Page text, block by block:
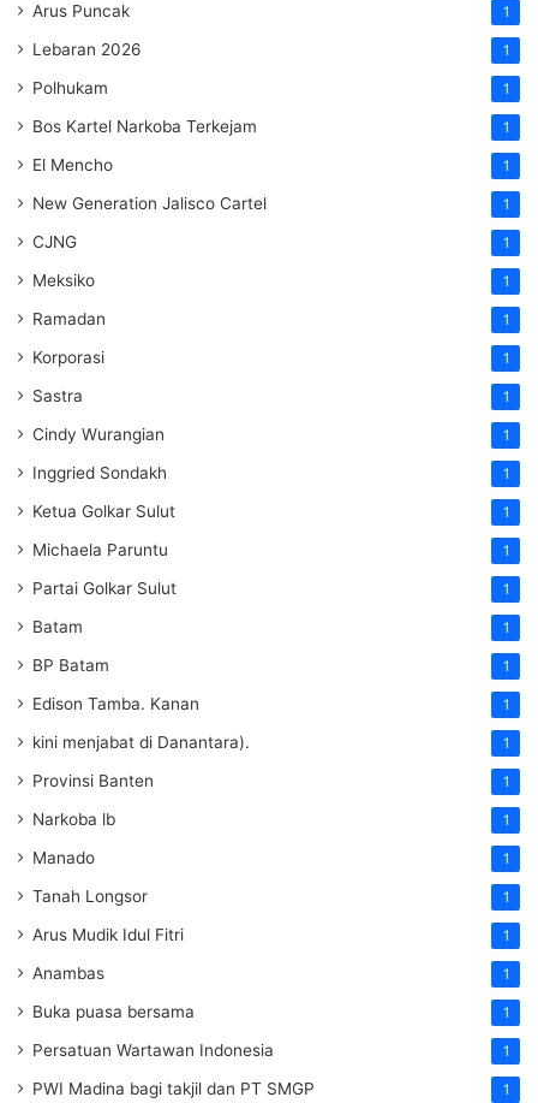
Arus Puncak 1
Lebaran 2026 1
Polhukam 1
Bos Kartel Narkoba Terkejam 1
El Mencho 1
New Generation Jalisco Cartel 1
CJNG 1
Meksiko 1
Ramadan 1
Korporasi 1
Sastra 1
Cindy Wurangian 1
Inggried Sondakh 1
Ketua Golkar Sulut 1
Michaela Paruntu 1
Partai Golkar Sulut 1
Batam 1
BP Batam 1
Edison Tamba. Kanan 1
kini menjabat di Danantara). 1
Provinsi Banten 1
Narkoba lb 1
Manado 1
Tanah Longsor 1
Arus Mudik Idul Fitri 1
Anambas 1
Buka puasa bersama 1
Persatuan Wartawan Indonesia 1
PWI Madina bagi takjil dan PT SMGP 1